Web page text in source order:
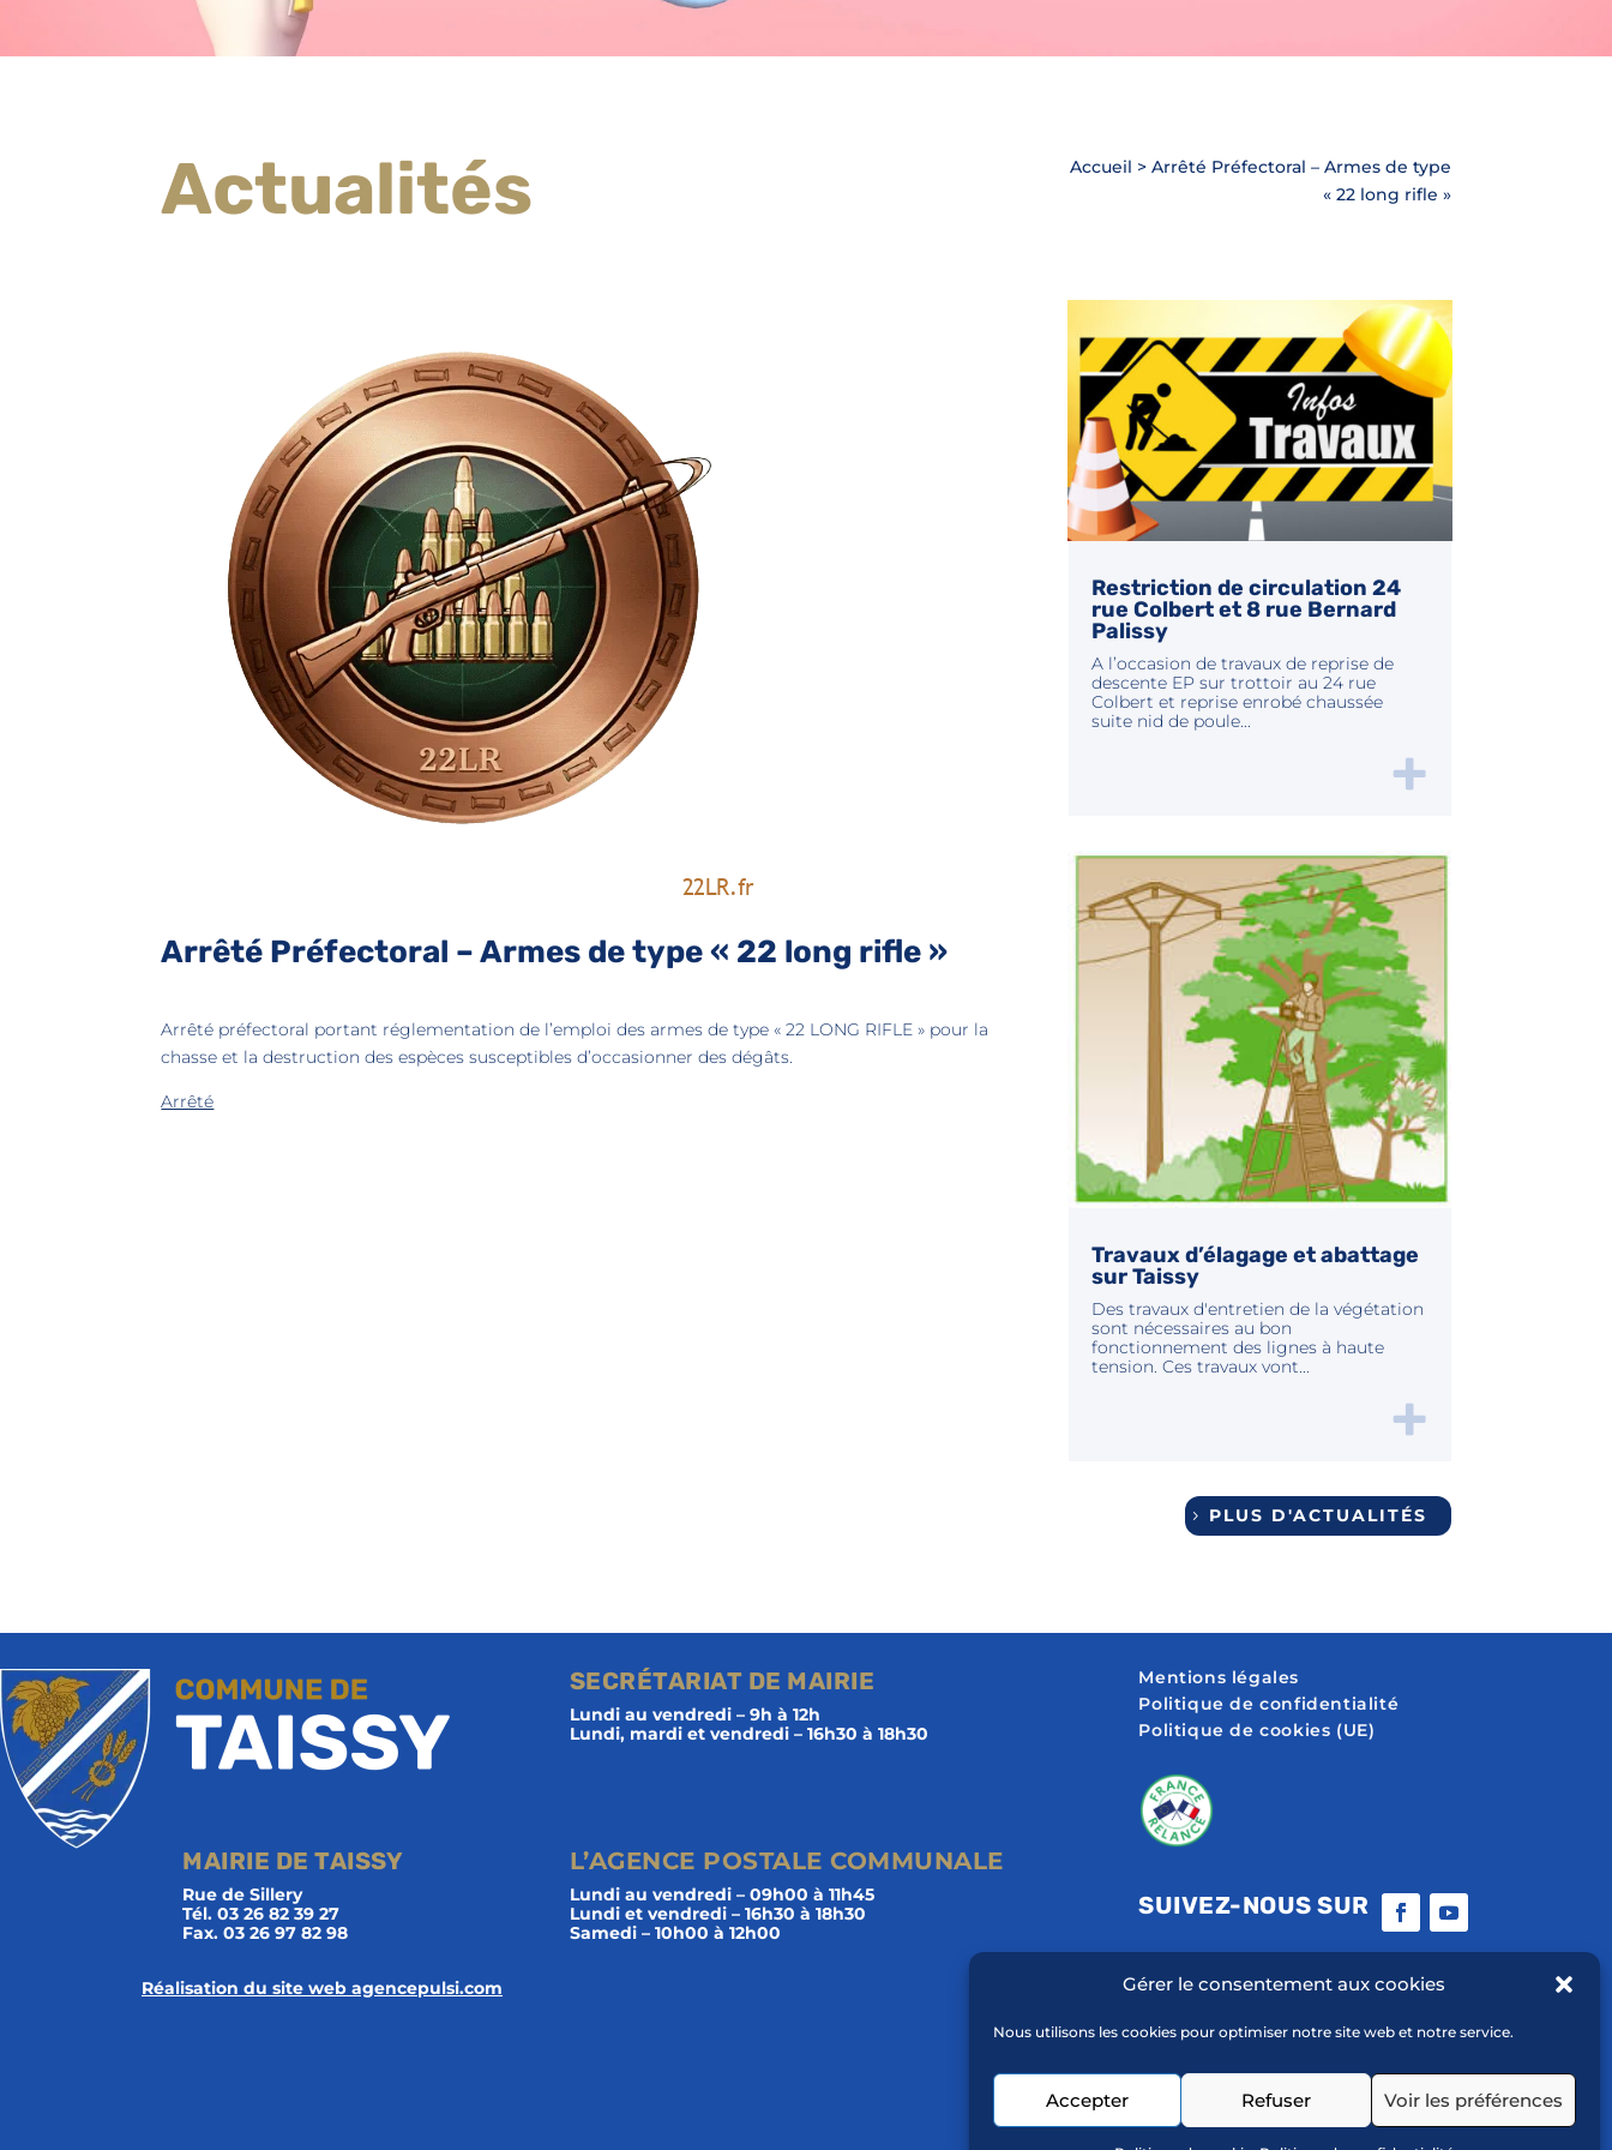
Gérer le consentement aux cookies
Nous utilisons les cookies pour optimiser notre site web et notre service.
Accepter Refuser Voir les préférences
Actualités Accueil > Arrêté Préfectoral – Armes de type
« 22 long rifle »
Arrêté Préfectoral – Armes de type « 22 long rifle »
Arrêté préfectoral portant réglementation de l’emploi des armes de type « 22 LONG RIFLE » pour la
chasse et la destruction des espèces susceptibles d’occasionner des dégâts.
Arrêté
Restriction de circulation 24
rue Colbert et 8 rue Bernard
Palissy
A l’occasion de travaux de reprise de
descente EP sur trottoir au 24 rue
Colbert et reprise enrobé chaussée
suite nid de poule...
Travaux d’élagage et abattage
sur Taissy
Des travaux d'entretien de la végétation
sont nécessaires au bon
fonctionnement des lignes à haute
tension. Ces travaux vont...
PLUS D'ACTUALITÉS
SECRÉTARIAT DE MAIRIE
Lundi au vendredi – 9h à 12h
Lundi, mardi et vendredi – 16h30 à 18h30
MAIRIE DE TAISSY
Rue de Sillery
Tél. 03 26 82 39 27
Fax. 03 26 97 82 98
L’AGENCE POSTALE COMMUNALE
Lundi au vendredi – 09h00 à 11h45
Lundi et vendredi – 16h30 à 18h30
Samedi – 10h00 à 12h00
Réalisation du site web agencepulsi.com
Mentions légales
Politique de confidentialité
Politique de cookies (UE)
SUIVEZ-NOUS SUR